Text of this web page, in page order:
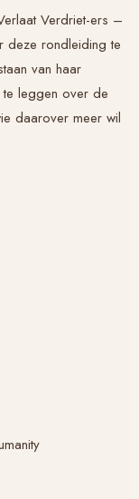
Verdriet-ers –
deze rondleiding te
van haar
te leggen over de
daarover meer wil